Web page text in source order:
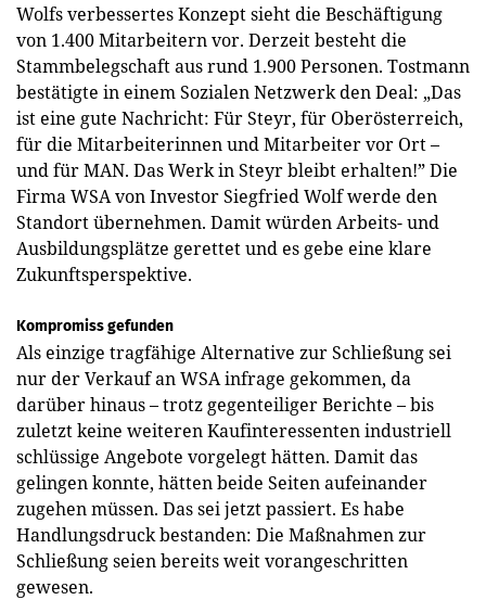
Wolfs verbessertes Konzept sieht die Beschäftigung
von 1.400 Mitarbeitern vor. Derzeit besteht die
Stammbelegschaft aus rund 1.900 Personen. Tostmann
bestätigte in einem Sozialen Netzwerk den Deal: „Das
ist eine gute Nachricht: Für Steyr, für Oberösterreich,
für die Mitarbeiterinnen und Mitarbeiter vor Ort –
und für MAN. Das Werk in Steyr bleibt erhalten!” Die
Firma WSA von Investor Siegfried Wolf werde den
Standort übernehmen. Damit würden Arbeits- und
Ausbildungsplätze gerettet und es gebe eine klare
Zukunftsperspektive.
Kompromiss gefunden
Als einzige tragfähige Alternative zur Schließung sei
nur der Verkauf an WSA infrage gekommen, da
darüber hinaus – trotz gegenteiliger Berichte – bis
zuletzt keine weiteren Kaufinteressenten industriell
schlüssige Angebote vorgelegt hätten. Damit das
gelingen konnte, hätten beide Seiten aufeinander
zugehen müssen. Das sei jetzt passiert. Es habe
Handlungsdruck bestanden: Die Maßnahmen zur
Schließung seien bereits weit vorangeschritten
gewesen.